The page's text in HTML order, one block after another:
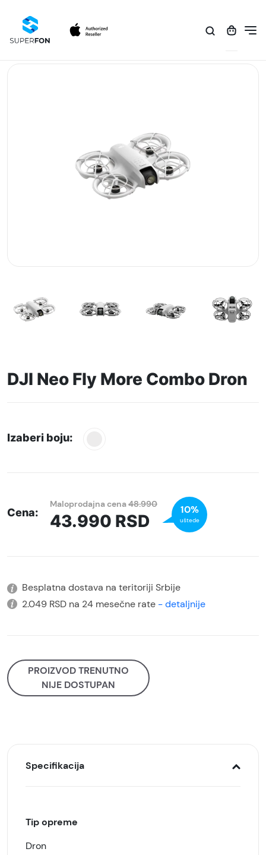
DJI Neo Fly More Combo Dron
Izaberi boju:
Cena:
Maloprodajna cena48.990
43.990 RSD
10%
uštede
Besplatna dostava na teritoriji Srbije
2.049 RSD na 24 mesečne rate - detaljnije
PROIZVOD TRENUTNO
NIJE DOSTUPAN
Specifikacija
Tip opreme
Dron